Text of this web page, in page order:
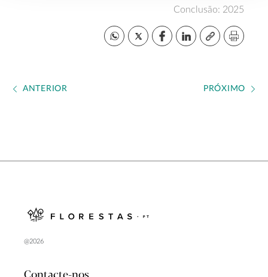
Conclusão: 2025
ANTERIOR PRÓXIMO
@2026